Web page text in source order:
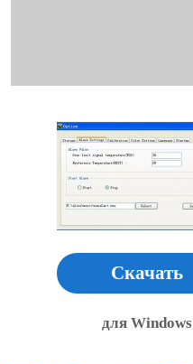
Скачать
для Windows